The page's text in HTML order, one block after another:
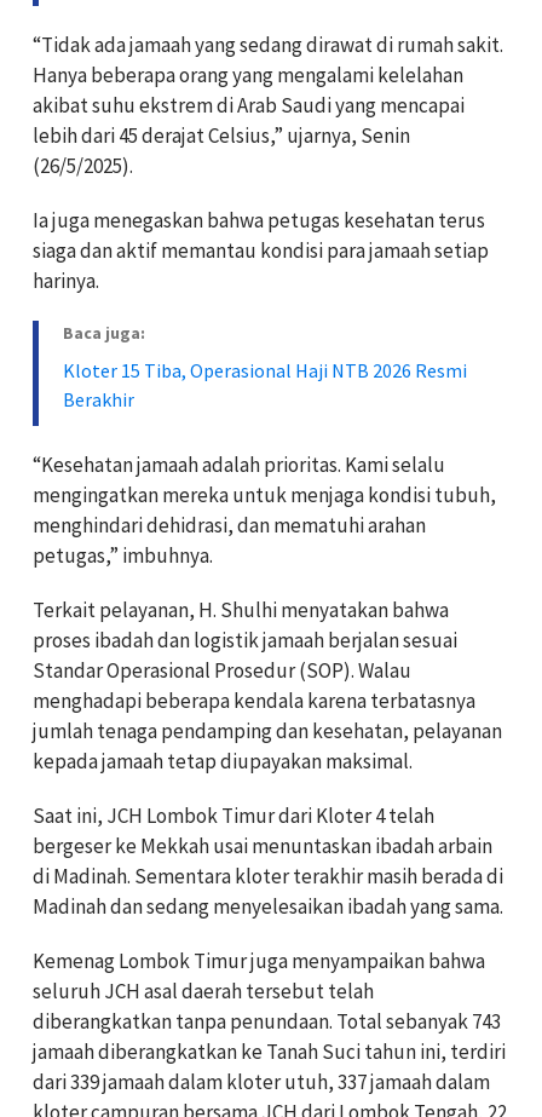
“Tidak ada jamaah yang sedang dirawat di rumah sakit.
Hanya beberapa orang yang mengalami kelelahan
akibat suhu ekstrem di Arab Saudi yang mencapai
lebih dari 45 derajat Celsius,” ujarnya, Senin
(26/5/2025).
Ia juga menegaskan bahwa petugas kesehatan terus
siaga dan aktif memantau kondisi para jamaah setiap
harinya.
Baca juga:
Kloter 15 Tiba, Operasional Haji NTB 2026 Resmi
Berakhir
“Kesehatan jamaah adalah prioritas. Kami selalu
mengingatkan mereka untuk menjaga kondisi tubuh,
menghindari dehidrasi, dan mematuhi arahan
petugas,” imbuhnya.
Terkait pelayanan, H. Shulhi menyatakan bahwa
proses ibadah dan logistik jamaah berjalan sesuai
Standar Operasional Prosedur (SOP). Walau
menghadapi beberapa kendala karena terbatasnya
jumlah tenaga pendamping dan kesehatan, pelayanan
kepada jamaah tetap diupayakan maksimal.
Saat ini, JCH Lombok Timur dari Kloter 4 telah
bergeser ke Mekkah usai menuntaskan ibadah arbain
di Madinah. Sementara kloter terakhir masih berada di
Madinah dan sedang menyelesaikan ibadah yang sama.
Kemenag Lombok Timur juga menyampaikan bahwa
seluruh JCH asal daerah tersebut telah
diberangkatkan tanpa penundaan. Total sebanyak 743
jamaah diberangkatkan ke Tanah Suci tahun ini, terdiri
dari 339 jamaah dalam kloter utuh, 337 jamaah dalam